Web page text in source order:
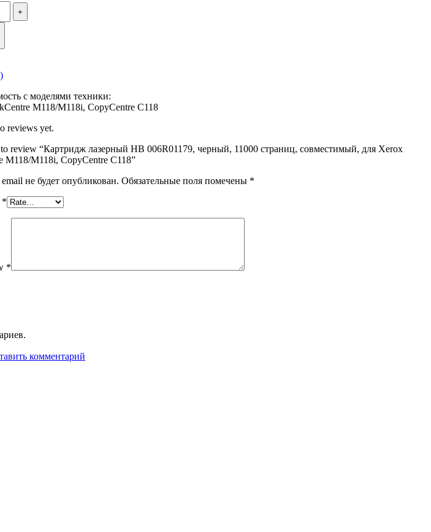
с моделями техники:
M118/M118i, CopyCentre C118
reviews yet.
review “Картридж лазерный HB 006R01179, черный, 11000 страниц, совместимый, для Xerox
M118/M118i, CopyCentre C118”
не будет опубликован. Обязательные поля помечены *
*
*
комментарий